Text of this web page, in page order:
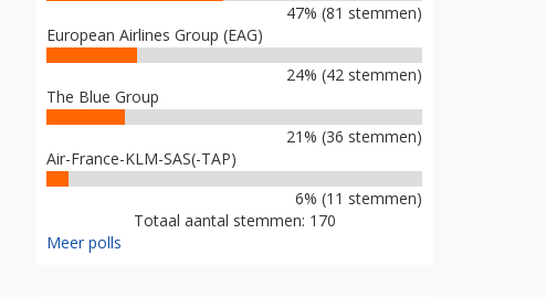
47% (81 stemmen)
European Airlines Group (EAG)
24% (42 stemmen)
The Blue Group
21% (36 stemmen)
Air-France-KLM-SAS(-TAP)
6% (11 stemmen)
Totaal aantal stemmen: 170
Meer polls